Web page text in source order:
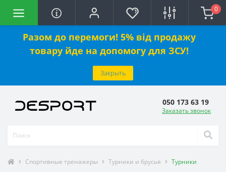
Разом до перемоги! 5% від продажу
товару йде на допомогу для ЗСУ!
Закрыть
0
050 173 63 19
Заказать звонок
Спортивные тренажеры Турники и брусья Турники